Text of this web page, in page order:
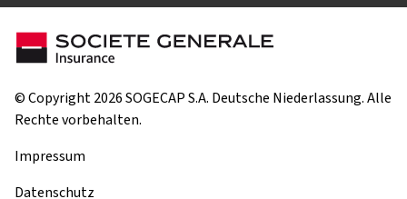
© Copyright 2026 SOGECAP S.A. Deutsche Niederlassung. Alle
Rechte vorbehalten.
Impressum
Datenschutz